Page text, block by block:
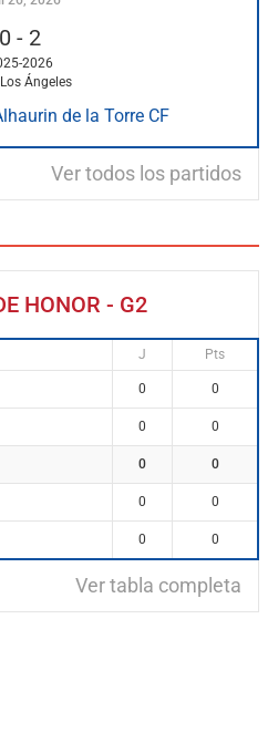
0 - 2
2026
Ángeles
de la Torre CF
Ver todos los partidos
HONOR - G2
J Pts
0 0
0 0
0 0
0 0
0 0
Ver tabla completa